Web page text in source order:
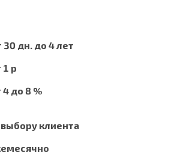
30 дн. до 4 лет
1 р
4 до 8 %
выбору клиента